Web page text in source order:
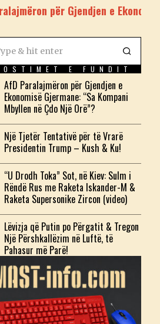
për Gjendjen e Ekonomisë
E FUNDIT
AfD Paralajmëron për Gjendjen e
Ekonomisë Gjermane: “Sa Kompani
Mbyllen në Çdo Një Orë”?
Një Tjetër Tentativë për të Vrarë
Presidentin Trump – Kush & Ku!
“U Drodh Toka” Sot, në Kiev: Sulm i
Rëndë Rus me Raketa Iskander-M &
Raketa Supersonike Zircon (video)
Lëvizja që Putin po Përgatit & Tregon
Një Përshkallëzim në Luftë, të
Pahasur më Parë!